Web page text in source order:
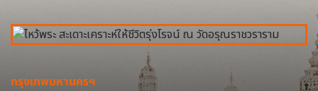
กรุงเทพมหานครฯ